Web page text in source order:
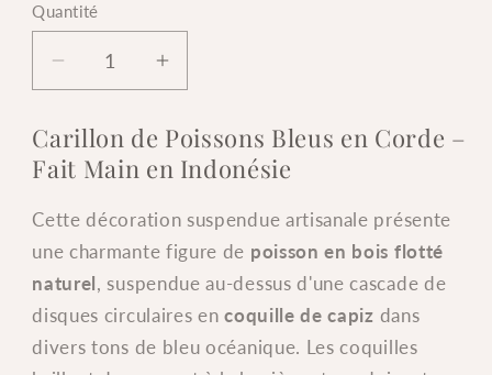
Quantité
Quantité
Réduire
la
quantité
de
Carillon
Poissons
Bleus
en
Corde
Bois
Augmenter
la
quantité
de
Carillon
Poissons
Bleus
en
Corde
–
Bois
Carillon de Poissons Bleus en Corde –
Fait Main en Indonésie
Cette décoration suspendue artisanale présente
une charmante figure de poisson en bois flotté
naturel, suspendue au-dessus d'une cascade de
disques circulaires encoquille de capiz dans
divers tons de bleu océanique. Les coquilles